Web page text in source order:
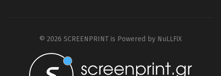
© 2026 SCREENPRINT is Powered by NuLLFiX